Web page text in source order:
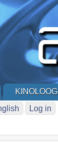
KINOLOOG
Log in